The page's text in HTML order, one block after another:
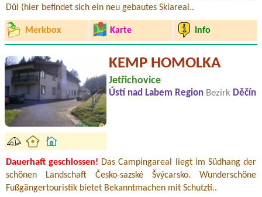
Důl (hier befindet sich ein neu gebautes Skiareal..
Merkbox Karte Info
KEMP HOMOLKA
Jetřichovice
Ústí nad Labem Region Bezirk Děčín
Dauerhaft geschlossen! Das Campingareal liegt im Südhang der
schönen Landschaft Česko-sazské Švýcarsko. Wunderschöne
Fußgängertouristik bietet Bekanntmachen mit Schutzti..